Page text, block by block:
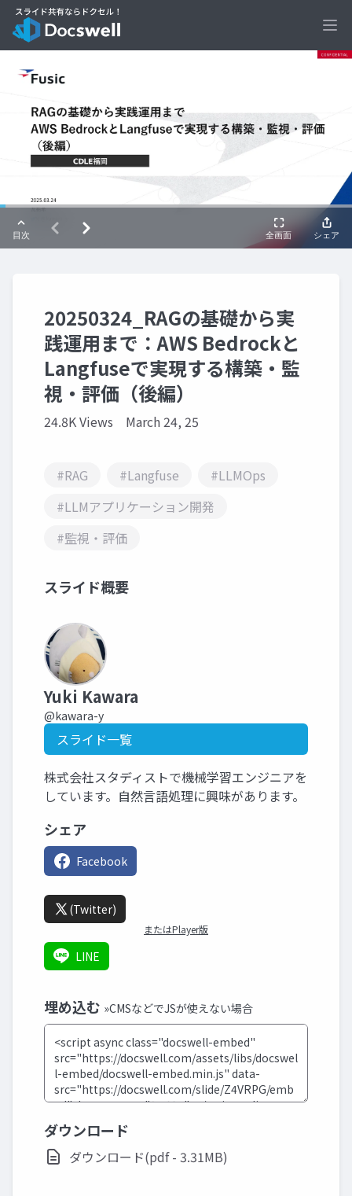
20250324_RAGの基礎から実
践運用まで：AWS Bedrockと
Langfuseで実現する構築・監
視・評価（後編）
24.8K Views March 24, 25
#RAG #Langfuse
#LLMOps
#LLMアプリケーション開発
#監視・評価
スライド概要
Yuki Kawara
@kawara-y
スライド一覧
株式会社スタディストで機械学習エンジニアを
しています。自然言語処理に興味があります。
シェア
Facebook
(Twitter)
またはPlayer版
LINE
埋め込む »CMSなどでJSが使えない場合
ダウンロード
ダウンロード(pdf - 3.31MB)